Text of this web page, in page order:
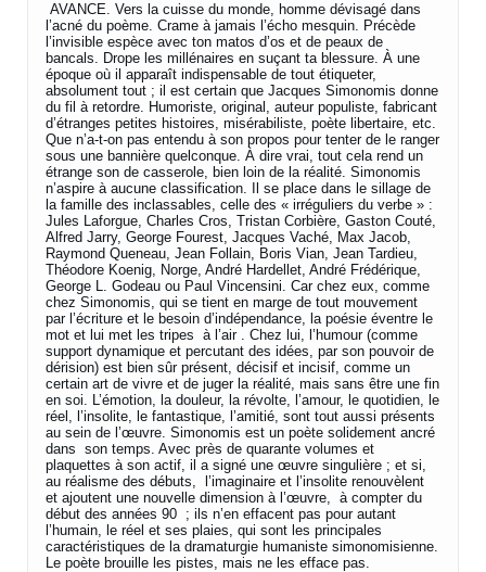
AVANCE. Vers la cuisse du monde, homme dévisagé dans
l’acné du poème. Crame à jamais l’écho mesquin. Précède
l’invisible espèce avec ton matos d’os et de peaux de
bancals. Drope les millénaires en suçant ta blessure. À une
époque où il apparaît indispensable de tout étiqueter,
absolument tout ; il est certain que Jacques Simonomis donne
du fil à retordre. Humoriste, original, auteur populiste, fabricant
d’étranges petites histoires, misérabiliste, poète libertaire, etc.
Que n’a-t-on pas entendu à son propos pour tenter de le ranger
sous une bannière quelconque. À dire vrai, tout cela rend un
étrange son de casserole, bien loin de la réalité. Simonomis
n’aspire à aucune classification. Il se place dans le sillage de
la famille des inclassables, celle des « irréguliers du verbe » :
Jules Laforgue, Charles Cros, Tristan Corbière, Gaston Couté,
Alfred Jarry, George Fourest, Jacques Vaché, Max Jacob,
Raymond Queneau, Jean Follain, Boris Vian, Jean Tardieu,
Théodore Koenig, Norge, André Hardellet, André Frédérique,
George L. Godeau ou Paul Vincensini. Car chez eux, comme
chez Simonomis, qui se tient en marge de tout mouvement
par l’écriture et le besoin d’indépendance, la poésie éventre le
mot et lui met les tripes à l’air . Chez lui, l’humour (comme
support dynamique et percutant des idées, par son pouvoir de
dérision) est bien sûr présent, décisif et incisif, comme un
certain art de vivre et de juger la réalité, mais sans être une fin
en soi. L’émotion, la douleur, la révolte, l’amour, le quotidien, le
réel, l’insolite, le fantastique, l’amitié, sont tout aussi présents
au sein de l’œuvre. Simonomis est un poète solidement ancré
dans son temps. Avec près de quarante volumes et
plaquettes à son actif, il a signé une œuvre singulière ; et si,
au réalisme des débuts, l’imaginaire et l’insolite renouvèlent
et ajoutent une nouvelle dimension à l’œuvre, à compter du
début des années 90 ; ils n’en effacent pas pour autant
l’humain, le réel et ses plaies, qui sont les principales
caractéristiques de la dramaturgie humaniste simonomisienne.
Le poète brouille les pistes, mais ne les efface pas.